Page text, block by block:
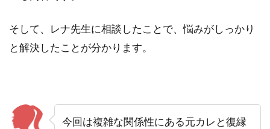
そして、レナ先生に相談したことで、悩みがしっかり
と解決したことが分かります。
今回は複雑な関係性にある元カレと復縁